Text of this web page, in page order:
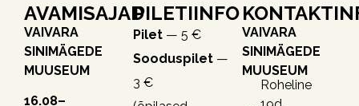
AVAMISAJAD
VAIVARA
SINIMÄGEDE
MUUSEUM
16.08–
PILETIINFO
Pilet — 5 €
Sooduspilet —
3 €
VAIVARA
SINIMÄGEDE
MUUSEUM
Roheline